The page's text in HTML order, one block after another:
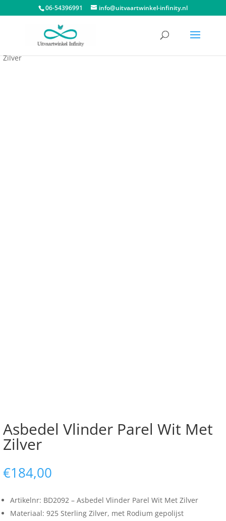
06-54396991 info@uitvaartwinkel-infinity.nl
Assieraden/Asbedels
Zilver
Asbedel Vlinder Parel Wit Met
Zilver
€184,00
Artikelnr: BD2092 – Asbedel Vlinder Parel Wit Met Zilver
Materiaal: 925 Sterling Zilver, met Rodium gepolijst